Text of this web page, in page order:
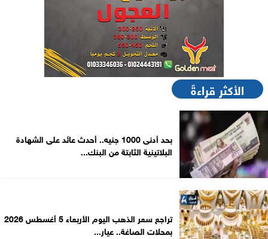
الأكثر قراءةً
بحد أدنى 1000 جنيه.. أحدث عائد على الشهادة
البلاتينية الثابتة من البنك...
تراجع سعر الذهب اليوم الأربعاء 5 أغسطس 2026
بمحلات الصاغة.. عيار...